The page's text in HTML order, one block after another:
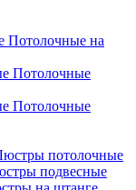
Потолочные на
Потолочные
Потолочные
потолочные
подвесные